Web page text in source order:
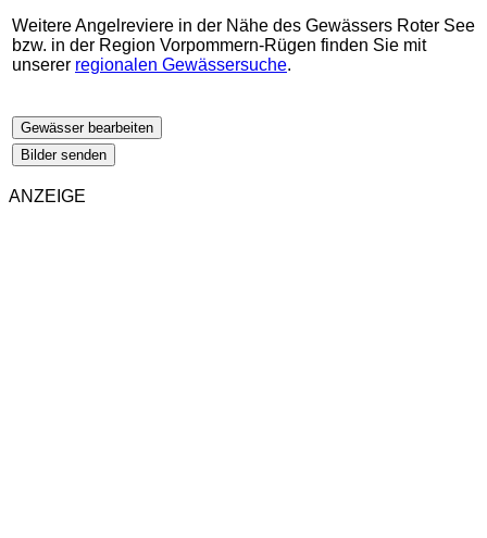
Weitere Angelreviere in der Nähe des Gewässers Roter See
bzw. in der Region Vorpommern-Rügen finden Sie mit
unserer regionalen Gewässersuche.
Gewässer bearbeiten
Bilder senden
ANZEIGE